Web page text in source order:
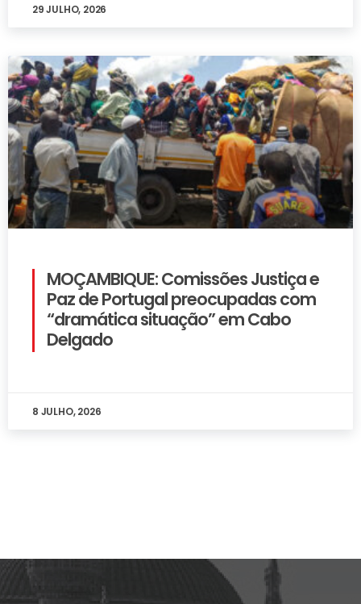
29 JULHO, 2026
MOÇAMBIQUE: Comissões Justiça e
Paz de Portugal preocupadas com
“dramática situação” em Cabo
Delgado
8 JULHO, 2026